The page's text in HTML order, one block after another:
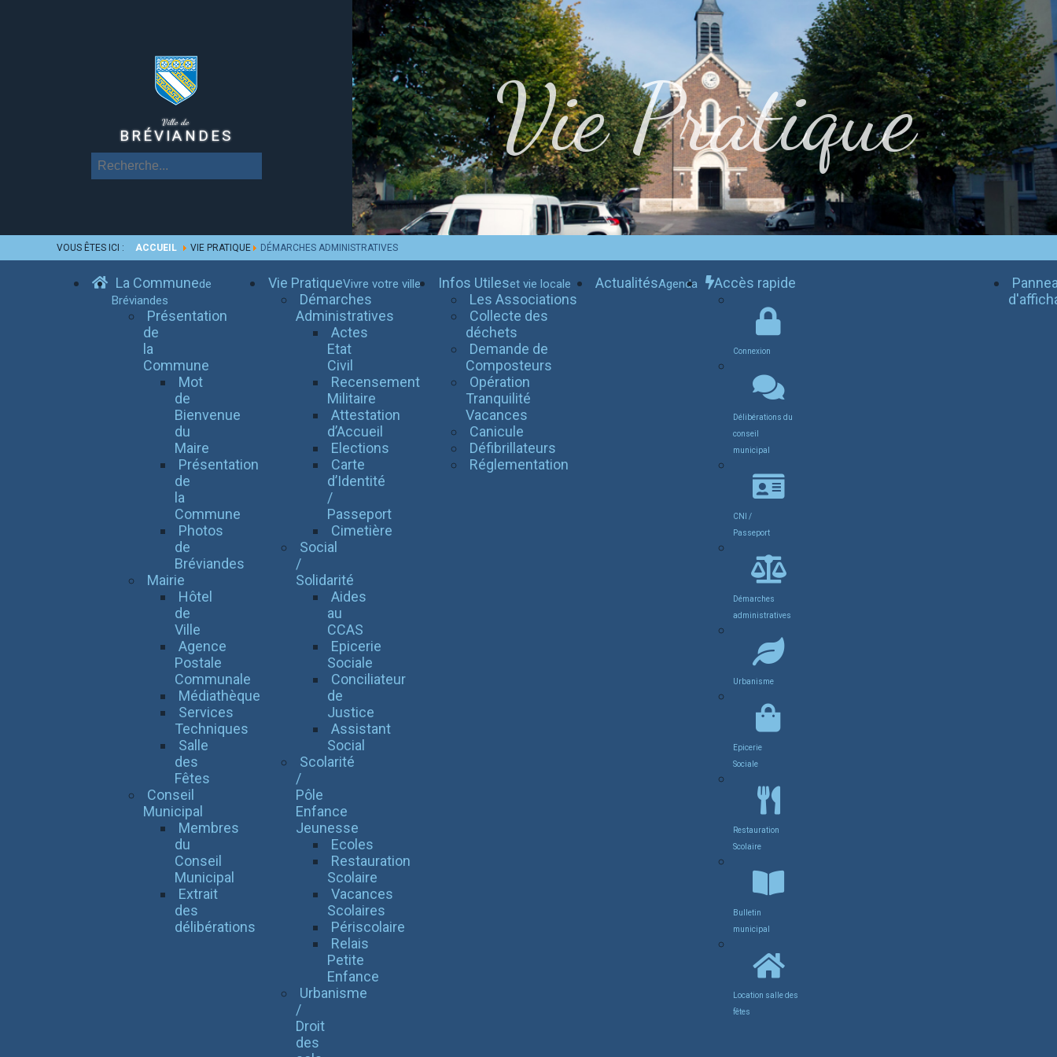
Ville de
BRÉVIANDES Vie Pratique
VOUS ÊTES ICI : ACCUEIL VIE PRATIQUE DÉMARCHES ADMINISTRATIVES
La Communede
Bréviandes
Présentation
de
la
Commune
Mot
de
Bienvenue
du
Maire
Présentation
de
la
Commune
Photos
de
Bréviandes
Mairie
Hôtel
de
Ville
Agence
Postale
Communale
Médiathèque
Services
Techniques
Salle
des
Fêtes
Conseil
Municipal
Membres
du
Conseil
Municipal
Extrait
des
délibérations
Vie PratiqueVivre votre ville
Démarches
Administratives
Actes
Etat
Civil
Recensement
Militaire
Attestation
d’Accueil
Elections
Carte
d’Identité
/
Passeport
Cimetière
Social
/
Solidarité
Aides
au
CCAS
Epicerie
Sociale
Conciliateur
de
Justice
Assistant
Social
Scolarité
/
Pôle
Enfance
Jeunesse
Ecoles
Restauration
Scolaire
Vacances
Scolaires
Périscolaire
Relais
Petite
Enfance
Urbanisme
/
Droit
des
Infos Utileset vie locale
Les Associations
Collecte des
déchets
Demande de
Composteurs
Opération
Tranquilité
Vacances
Canicule
Défibrillateurs
Réglementation
ActualitésAgenda Accès rapide
Connexion
Délibérations du
conseil
municipal
CNI /
Passeport
Démarches
administratives
Urbanisme
Epicerie
Sociale
Restauration
Scolaire
Bulletin
municipal
Location salle des
fêtes